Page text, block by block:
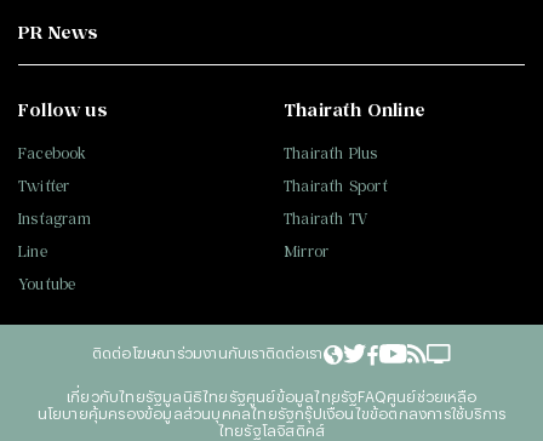
PR News
Follow us
Facebook
Twitter
Instagram
Line
Youtube
Thairath Online
Thairath Plus
Thairath Sport
Thairath TV
Mirror
ติดต่อโฆษณา ร่วมงานกับเราติดต่อเรา
เกี่ยวกับไทยรัฐมูลนิธิไทยรัฐศูนย์ข้อมูลไทยรัฐFAQศูนย์ช่วยเหลือ
นโยบายคุ้มครองข้อมูลส่วนบุคคลไทยรัฐกรุ๊ปเงื่อนไขข้อตกลงการใช้บริการ
ไทยรัฐโลจิสติคส์